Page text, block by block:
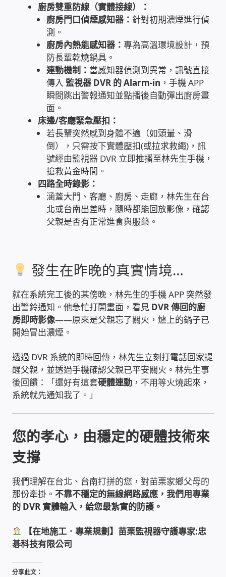
電腦租賃方案
捷元電腦 NUC迷你電腦 伺服器
飛碟 不斷電 UPS / 穩壓器 AVR
遠距教學、在家辦公
USB隨插即用視訊攝影機
數位廣告看板播放器
電腦 工具 軟體 手冊
網路規劃架設
NAS到府安裝服務
DAS 直連式附加存儲
出租套房出租 網路維護管理 房東免煩惱
WIFI Wi-Fi 無線熱點 無線網路
網路硬體設備
居易科技DrayTek/裕笠科技Ublink
印表列印伺服器
VMware
網路 到府檢測 連線設定
光纖網路
TP-Link TAIWAN(普聯技術)
廚房雙重防線（實體接線）：
廚房門口偵煙感知器： 針對初期濃煙進行偵
測。
廚房內熱能感知器：專為高溫環境設計，預
防長輩乾燒鍋具。
連動機制： 當感知器偵測到異常，訊號直接
傳入監視器 DVR 的 Alarm-in ，手機 APP
瞬間跳出警報通知並點播後自動彈出廚房畫
面。
床邊/客廳緊急壓扣：
若長輩突然感到身體不適（如頭暈、滑
倒），只需按下實體壓扣(或拉求救繩)，訊
號經由監視器 DVR 立即推播至林先生手機，
搶救黃金時間。
四路全時錄影：
涵蓋大門、客廳、廚房、走廊，林先生在台
北或台南出差時，隨時都能回放影像，確認
父親是否有正常進食與服藥。
發生在昨晚的真實情境…
就在系統完工後的某傍晚，林先生的手機 APP 突然發
出警鈴通知。他急忙打開畫面，看見 DVR 傳回的廚
房即時影像——原來是父親忘了關火，爐上的鍋子已
開始冒出濃煙。
透過 DVR 系統的即時回傳，林先生立刻打電話回家提
醒父親，並透過手機確認父親已平安關火。林先生事
後回饋：「還好有這套硬體連動 ，不用等火燒起來，
系統就先通知我了。」
您的孝心，由穩定的硬體技術來
支撐
我們理解在台北、台南打拼的您，對苗栗家鄉父母的
那份牽掛。不靠不穩定的無線網路感應，我們用專業
的 DVR 實體輸入，給您最紮實的防護。
【在地施工．專業規劃】苗栗監視器守護專家:忠
碁科技有限公司
分享此文：